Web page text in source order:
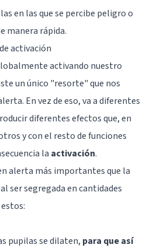
en las que se percibe peligro o
manera rápida.
activación
activando nuestro
un único "resorte" que nos
En vez de eso, va a diferentes
diferentes efectos que, en
y con el resto de funciones
la activación.
alerta más importantes que la
ser segregada en cantidades
pupilas se dilaten, para que así